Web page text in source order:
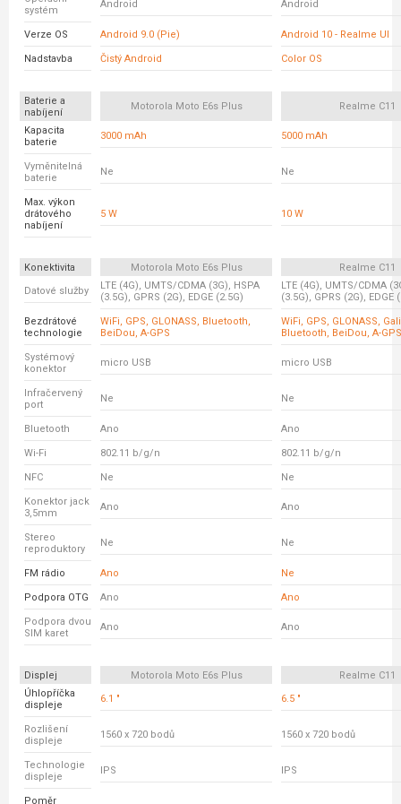
systém
Android Android
Verze OS Android 9.0 (Pie) Android 10 - Realme UI
Nadstavba Čistý Android Color OS
Baterie a
nabíjení
Motorola Moto E6s Plus Realme C11
Kapacita
baterie
3000 mAh 5000 mAh
Vyměnitelná
baterie
Ne Ne
Max. výkon
drátového
nabíjení
5 W 10 W
Konektivita Motorola Moto E6s Plus
Realme C11
Datové služby
LTE (4G), UMTS/CDMA (3G), HSPA
(3.5G), GPRS (2G), EDGE (2.5G)
LTE (4G), UMTS/CDMA
(3.5G), GPRS (2G), EDGE
Bezdrátové
technologie
WiFi, GPS, GLONASS, Bluetooth,
BeiDou, A-GPS
WiFi, GPS, GLONASS,
Bluetooth, BeiDou, A-GPS
Systémový
konektor
micro USB micro USB
Infračervený
port
Ne Ne
Bluetooth Ano Ano
Wi-Fi 802.11 b/g/n 802.11 b/g/n
NFC Ne Ne
Konektor jack
3,5mm
Ano Ano
Stereo
reproduktory
Ne Ne
FM rádio Ano Ne
Podpora OTG Ano Ano
Podpora dvou
SIM karet
Ano Ano
Displej Motorola Moto E6s Plus
Realme C11
Úhlopříčka
displeje
6.1 " 6.5 "
Rozlišení
displeje
1560 x 720 bodů 1560 x 720 bodů
Technologie
displeje
IPS IPS
Poměr